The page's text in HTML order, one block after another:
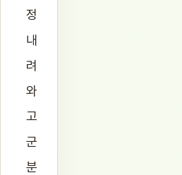
정
내
려
와
고
군
분